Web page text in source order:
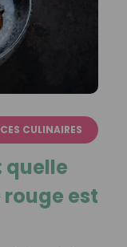
CULINAIRES
quelle
est